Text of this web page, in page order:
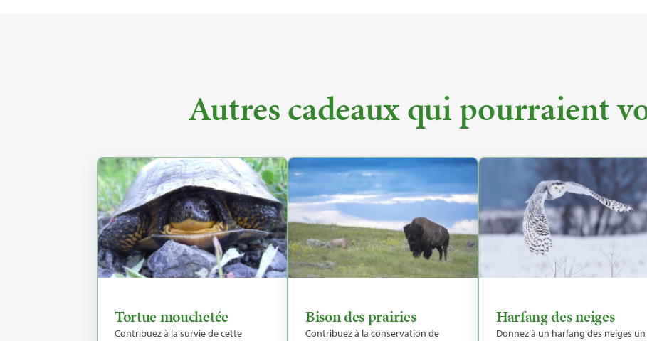
Autres cadeaux qui pourraient
Tortue mouchetée
Contribuez à la survie de cette
Bison des prairies
Contribuez à la conservation de
Harfang des neiges
Donnez à un harfang des neiges un